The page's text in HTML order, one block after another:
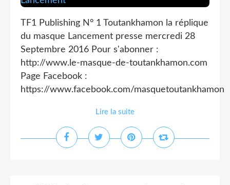
TF1 Publishing N° 1 Toutankhamon la réplique
du masque Lancement presse mercredi 28
Septembre 2016 Pour s'abonner :
http://www.le-masque-de-toutankhamon.com
Page Facebook :
https://www.facebook.com/masquetoutankhamon
Lire la suite